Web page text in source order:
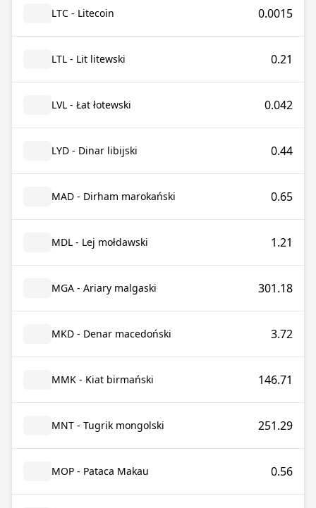
LTC - Litecoin 0.0015
LTL - Lit litewski 0.21
LVL - Łat łotewski 0.042
LYD - Dinar libijski 0.44
MAD - Dirham marokański 0.65
MDL - Lej mołdawski 1.21
MGA - Ariary malgaski 301.18
MKD - Denar macedoński 3.72
MMK - Kiat birmański 146.71
MNT - Tugrik mongolski 251.29
MOP - Pataca Makau 0.56